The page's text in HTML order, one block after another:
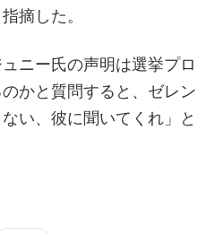
摘した。
ニー氏の声明は選挙プロ
かと質問すると、ゼレン
い、彼に聞いてくれ」と